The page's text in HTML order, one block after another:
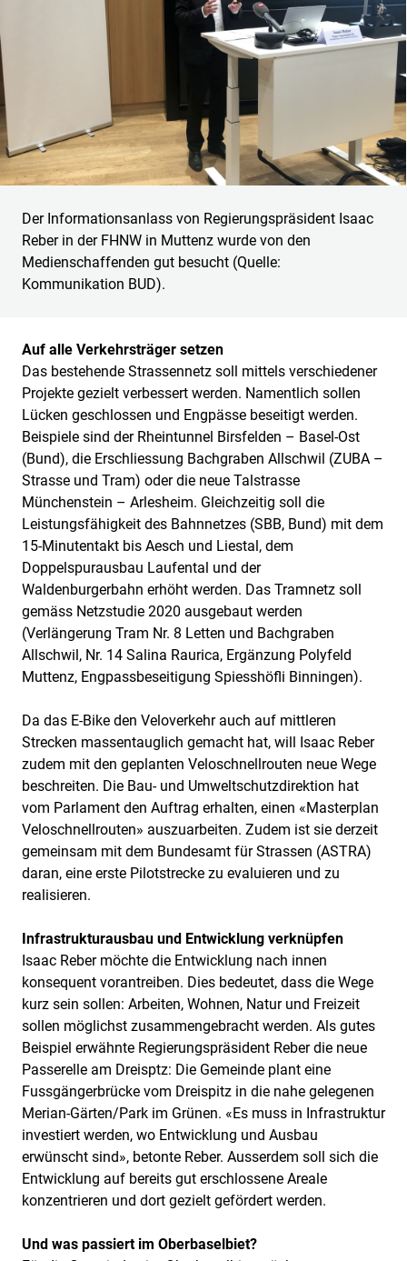
Der Informationsanlass von Regierungspräsident Isaac
Reber in der FHNW in Muttenz wurde von den
Medienschaffenden gut besucht (Quelle:
Kommunikation BUD).
Auf alle Verkehrsträger setzen
Das bestehende Strassennetz soll mittels verschiedener
Projekte gezielt verbessert werden. Namentlich sollen
Lücken geschlossen und Engpässe beseitigt werden.
Beispiele sind der Rheintunnel Birsfelden – Basel-Ost
(Bund), die Erschliessung Bachgraben Allschwil (ZUBA –
Strasse und Tram) oder die neue Talstrasse
Münchenstein – Arlesheim. Gleichzeitig soll die
Leistungsfähigkeit des Bahnnetzes (SBB, Bund) mit dem
15-Minutentakt bis Aesch und Liestal, dem
Doppelspurausbau Laufental und der
Waldenburgerbahn erhöht werden. Das Tramnetz soll
gemäss Netzstudie 2020 ausgebaut werden
(Verlängerung Tram Nr. 8 Letten und Bachgraben
Allschwil, Nr. 14 Salina Raurica, Ergänzung Polyfeld
Muttenz, Engpassbeseitigung Spiesshöfli Binningen).
Da das E-Bike den Veloverkehr auch auf mittleren
Strecken massentauglich gemacht hat, will Isaac Reber
zudem mit den geplanten Veloschnellrouten neue Wege
beschreiten. Die Bau- und Umweltschutzdirektion hat
vom Parlament den Auftrag erhalten, einen «Masterplan
Veloschnellrouten» auszuarbeiten. Zudem ist sie derzeit
gemeinsam mit dem Bundesamt für Strassen (ASTRA)
daran, eine erste Pilotstrecke zu evaluieren und zu
realisieren.
Infrastrukturausbau und Entwicklung verknüpfen
Isaac Reber möchte die Entwicklung nach innen
konsequent vorantreiben. Dies bedeutet, dass die Wege
kurz sein sollen: Arbeiten, Wohnen, Natur und Freizeit
sollen möglichst zusammengebracht werden. Als gutes
Beispiel erwähnte Regierungspräsident Reber die neue
Passerelle am Dreisptz: Die Gemeinde plant eine
Fussgängerbrücke vom Dreispitz in die nahe gelegenen
Merian-Gärten/Park im Grünen. «Es muss in Infrastruktur
investiert werden, wo Entwicklung und Ausbau
erwünscht sind», betonte Reber. Ausserdem soll sich die
Entwicklung auf bereits gut erschlossene Areale
konzentrieren und dort gezielt gefördert werden.
Und was passiert im Oberbaselbiet?